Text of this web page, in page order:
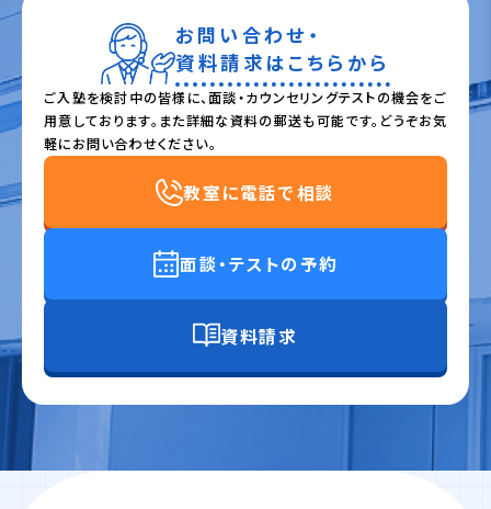
お問い合わせ・
資料請求はこちらから
ご入塾を検討中の皆様に、面談・カウンセリングテストの機会をご
用意しております。また詳細な資料の郵送も可能です。どうぞお気
軽にお問い合わせください。
教室に電話で相談
面談・テストの予約
資料請求